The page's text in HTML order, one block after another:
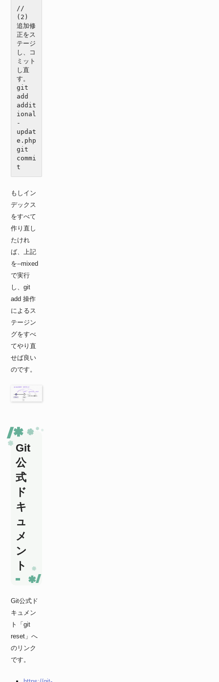
//
(2)
追加修
正をス
テージ
し、コ
ミット
し直
す。
git
add
addit
ional
-
updat
e.php
git
commi
t
もしイン
デックス
をすべて
作り直し
たけれ
ば、上記
を--mixed
で実行
し、git
add 操作
によるス
テージン
グをすべ
てやり直
せば良い
のです。
Git
公
式
ド
キ
ュ
メ
ン
ト
Git公式ド
キュメン
ト「git
reset」へ
のリンク
です。